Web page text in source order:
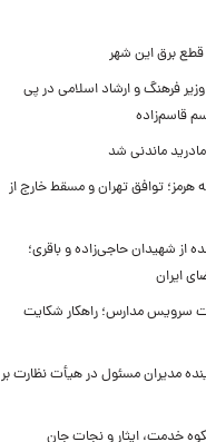
قطع برق این شهر
فرهنگ و ارشاد اسلامی در پی
قاسم‌زاده
ماندنی شد
هرمز؛ توافق تهران و مسقط خارج از
از شهیدان حاجی‌زاده و باقری؛
ایران
سرویس مدارس؛ راهکار شکایت
مدیران مسئول در هیأت نظارت بر
خدمت، ایثار و نجات جان